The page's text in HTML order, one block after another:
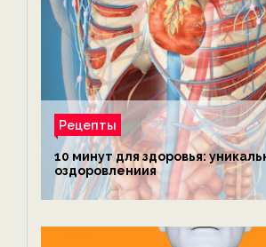
Рецепты
10 минут для здоровья:
оздоровлениия